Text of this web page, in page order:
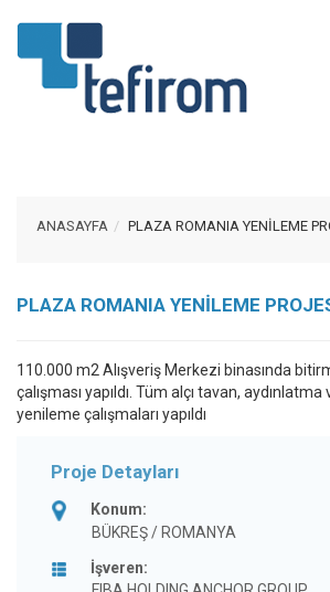
ANASAYFA PLAZA ROMANIA YENİLEME
PLAZA ROMANIA YENİLEME
110.000 m2 Alışveriş Merkezi binasında
çalışması yapıldı. Tüm alçı tavan,
yenileme çalışmaları yapıldı
Proje Detayları
Konum:
BÜKREŞ / ROMANYA
İşveren: